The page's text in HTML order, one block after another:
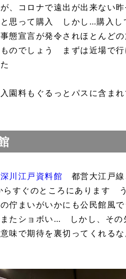
、コロナで遠出が出来ない
思って購入 しかし…購入し
態宣言が発令されほとんど
のでしょう まずは近場で行
園料もぐるっとパスに含ま
深川江戸資料館 都営大江戸線
らすぐのところにあります
佇まいがいかにも公民館風
たショボい… しかし、その
味で期待を裏切ってくれる